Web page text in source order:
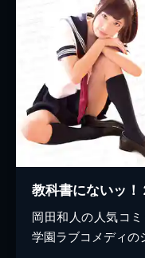
教科書にないッ！
岡田和人の人気コ
学園ラブコメディの